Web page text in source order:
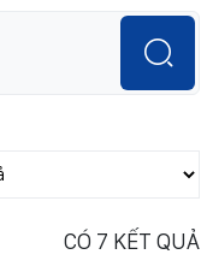
CÓ 7 KẾT QUẢ